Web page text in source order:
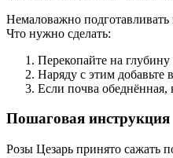
Немаловажно подготавливать
Что нужно сделать:
Перекопайте на
Наряду с этим
Если почва обеднённая,
Пошаговая инструкция
Розы Цезарь принято сажать